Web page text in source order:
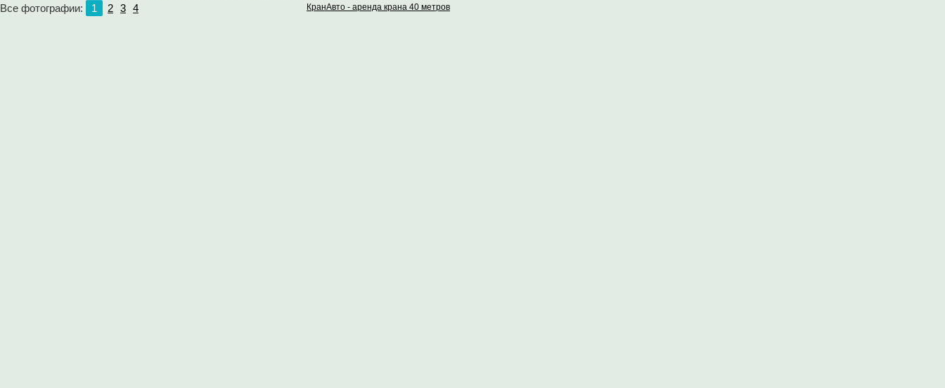
Все фотографии: 1 2 3 4 КранАвто - аренда крана 40 метров